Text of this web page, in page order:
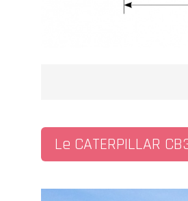
Le CATERPILLAR